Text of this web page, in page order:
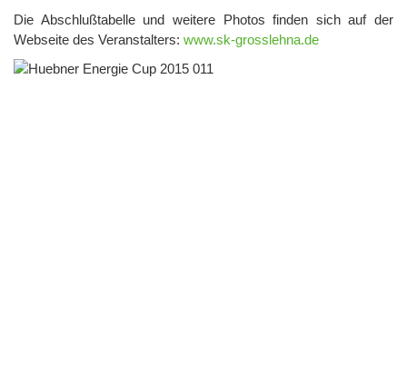
Die Abschlußtabelle und weitere Photos finden sich auf der
Webseite des Veranstalters: www.sk-grosslehna.de